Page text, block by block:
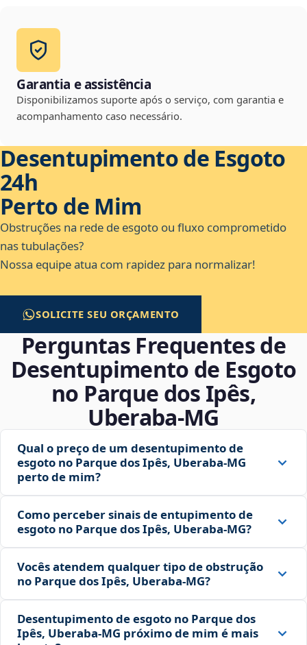
Garantia e assistência
Disponibilizamos suporte após o serviço, com garantia e
acompanhamento caso necessário.
Desentupimento de Esgoto
24h
Perto de Mim
Obstruções na rede de esgoto ou fluxo comprometido
nas tubulações?
Nossa equipe atua com rapidez para normalizar!
SOLICITE SEU ORÇAMENTO
Perguntas Frequentes de
Desentupimento de Esgoto
no Parque dos Ipês,
Uberaba‑MG
Qual o preço de um desentupimento de
esgoto no Parque dos Ipês, Uberaba‑MG
perto de mim?
Como perceber sinais de entupimento de
esgoto no Parque dos Ipês, Uberaba‑MG?
Vocês atendem qualquer tipo de obstrução
no Parque dos Ipês, Uberaba‑MG?
Desentupimento de esgoto no Parque dos
Ipês, Uberaba‑MG próximo de mim é mais